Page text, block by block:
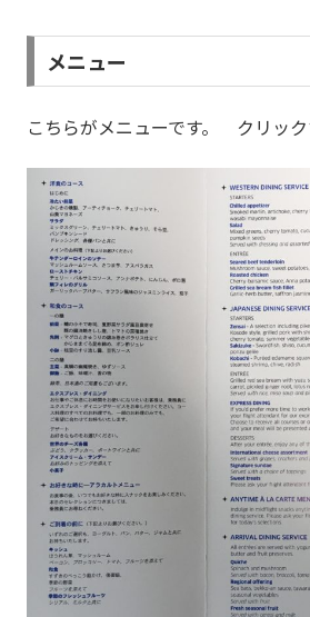
メニュー
こちらがメニューです。 クリック